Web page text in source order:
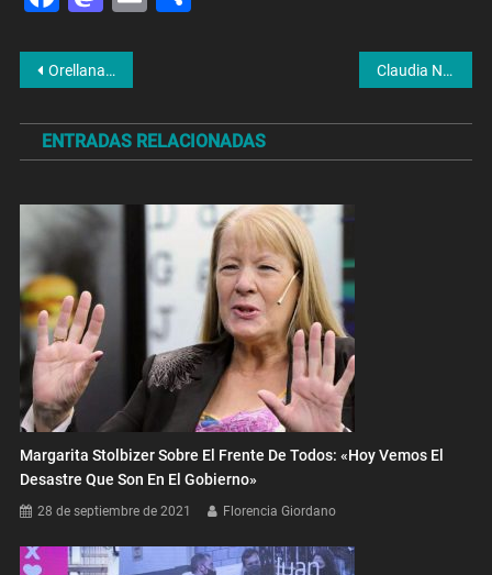
Navegación
de
entradas
Orellana Lucca se prepara para presentarse en Buenos Aires el próximo 4 de octubre Claudia Neira hablo de su denuncia contra Revolucionarios Federales: «Nos Sentimos Perseguidas Y De Alguna Manera Encerradas Por Este Grupo»
ENTRADAS RELACIONADAS
Margarita Stolbizer Sobre El Frente De Todos: «Hoy Vemos El
Desastre Que Son En El Gobierno»
28 de septiembre de 2021 Florencia Giordano